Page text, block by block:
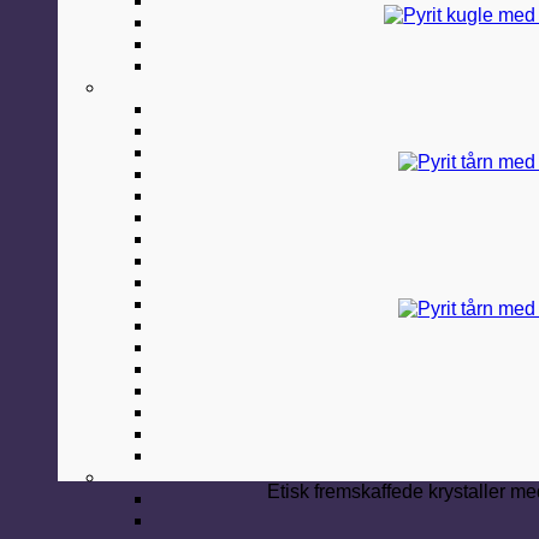
Etisk fremskaffede krystaller